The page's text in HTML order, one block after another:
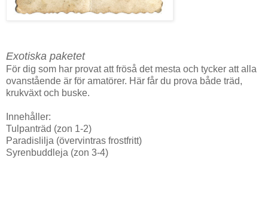
Exotiska paketet
För dig som har provat att fröså det mesta och tycker att alla
ovanstående är för amatörer. Här får du prova både träd,
krukväxt och buske.
Innehåller:
Tulpanträd (zon 1-2)
Paradislilja (övervintras frostfritt)
Syrenbuddleja (zon 3-4)